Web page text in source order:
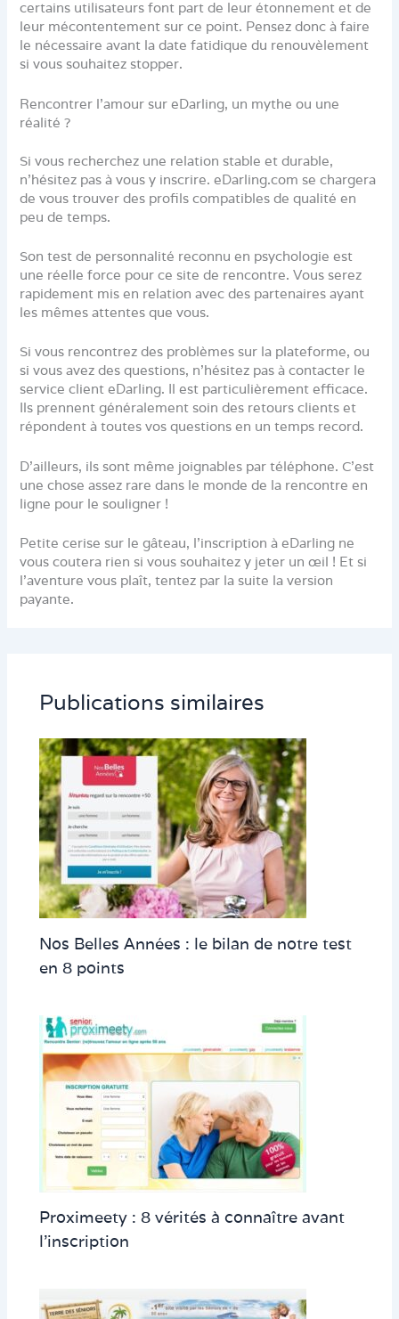
certains utilisateurs font part de leur étonnement et de
leur mécontentement sur ce point. Pensez donc à faire
le nécessaire avant la date fatidique du renouvèlement
si vous souhaitez stopper.
Rencontrer l’amour sur eDarling, un mythe ou une
réalité ?
Si vous recherchez une relation stable et durable,
n’hésitez pas à vous y inscrire. eDarling.com se chargera
de vous trouver des profils compatibles de qualité en
peu de temps.
Son test de personnalité reconnu en psychologie est
une réelle force pour ce site de rencontre. Vous serez
rapidement mis en relation avec des partenaires ayant
les mêmes attentes que vous.
Si vous rencontrez des problèmes sur la plateforme, ou
si vous avez des questions, n’hésitez pas à contacter le
service client eDarling. Il est particulièrement efficace.
Ils prennent généralement soin des retours clients et
répondent à toutes vos questions en un temps record.
D’ailleurs, ils sont même joignables par téléphone. C’est
une chose assez rare dans le monde de la rencontre en
ligne pour le souligner !
Petite cerise sur le gâteau, l’inscription à eDarling ne
vous coutera rien si vous souhaitez y jeter un œil ! Et si
l’aventure vous plaît, tentez par la suite la version
payante.
Publications similaires
Nos Belles Années : le bilan de notre test
en 8 points
Proximeety : 8 vérités à connaître avant
l’inscription